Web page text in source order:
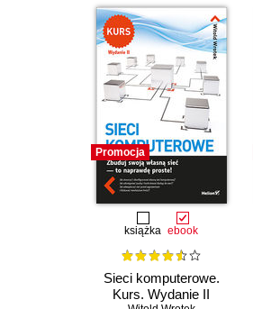
Promocja
książka ebook
Sieci komputerowe.
Kurs. Wydanie II